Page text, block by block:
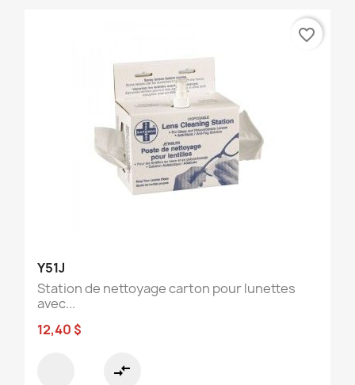
Y51J
Station de nettoyage carton pour lunettes
avec...
12,40 $
compare_arrows
favorite_border